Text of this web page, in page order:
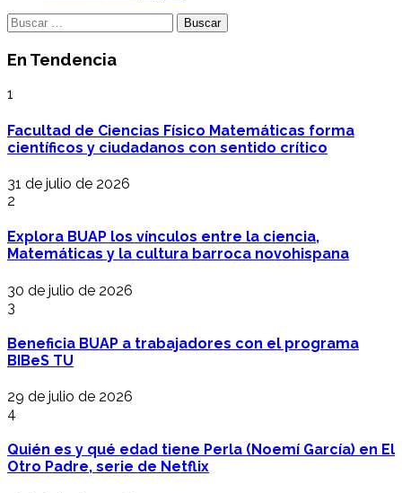
Buscar:
En Tendencia
1
Facultad de Ciencias Físico Matemáticas forma
científicos y ciudadanos con sentido crítico
31 de julio de 2026
2
Explora BUAP los vínculos entre la ciencia,
Matemáticas y la cultura barroca novohispana
30 de julio de 2026
3
Beneficia BUAP a trabajadores con el programa
BIBeS TU
29 de julio de 2026
4
Quién es y qué edad tiene Perla (Noemí García) en El
Otro Padre, serie de Netflix